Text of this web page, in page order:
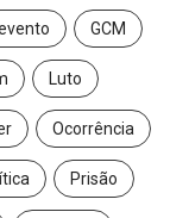
GCM
Luto
Ocorrência
Prisão